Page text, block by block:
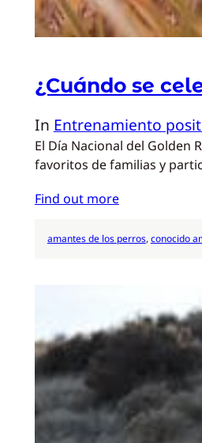
¿Cuándo se
In Entrenamiento
El Día Nacional del Golden
favoritos de familias y
Find out more
amantes de los perros, conocido